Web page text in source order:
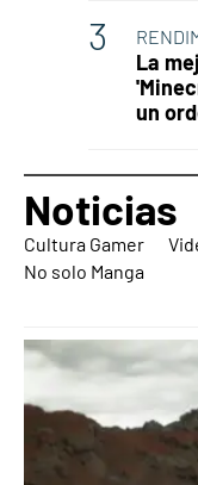
La
un
Noticias
Cultura Gamer
No solo Manga